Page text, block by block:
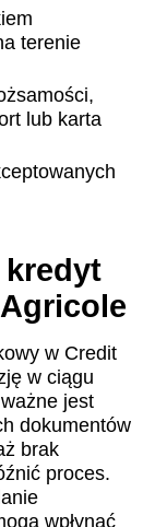
terenie
lub karta
kredyt
w Credit
w ciągu
jest
dokumentów
brak
proces.
wpłynąć